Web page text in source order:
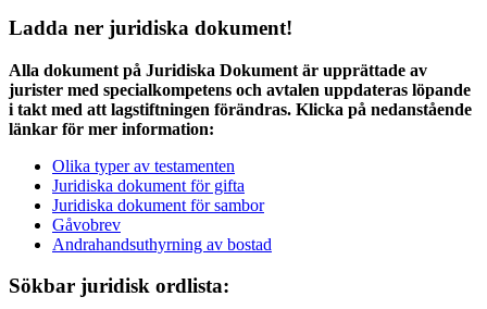
Ladda ner juridiska dokument!
Alla dokument på Juridiska Dokument är upprättade av
jurister med specialkompetens och avtalen uppdateras löpande
i takt med att lagstiftningen förändras. Klicka på nedanstående
länkar för mer information:
Olika typer av testamenten
Juridiska dokument för gifta
Juridiska dokument för sambor
Gåvobrev
Andrahandsuthyrning av bostad
Sökbar juridisk ordlista: